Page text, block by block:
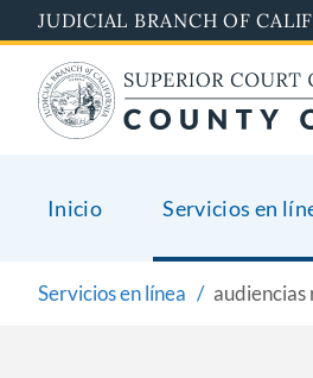
to
main
content
JUDICIAL BRANCH OF
Inicio Servicios en
Servicios en línea audiencias